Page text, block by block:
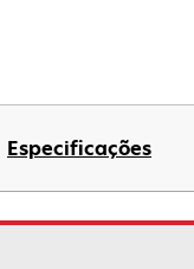
Especificações